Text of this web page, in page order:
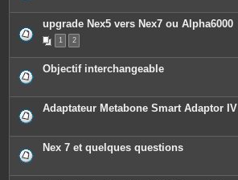
upgrade Nex5 vers Nex7 ou Alpha6000
1 2
Objectif interchangeable
Adaptateur Metabone Smart Adaptor IV
Nex 7 et quelques questions